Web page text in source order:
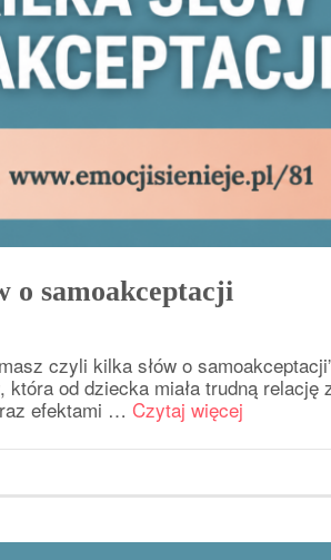
o samoakceptacji
czyli kilka słów o
od dziecka miała trudną relację
efektami … Czytaj więcej